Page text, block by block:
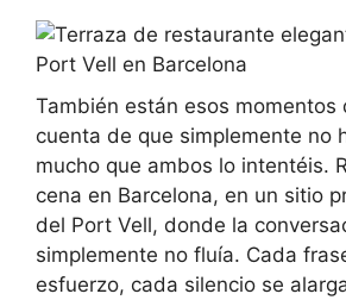
También están esos momentos
cuenta de que simplemente no
mucho que ambos lo intentéis.
cena en Barcelona, en un sitio
del Port Vell, donde la
simplemente no fluía. Cada
esfuerzo, cada silencio se